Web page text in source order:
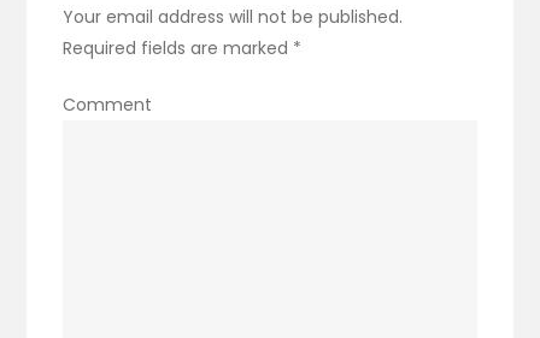
Your email address will not be published.
Required fields are marked *
Comment